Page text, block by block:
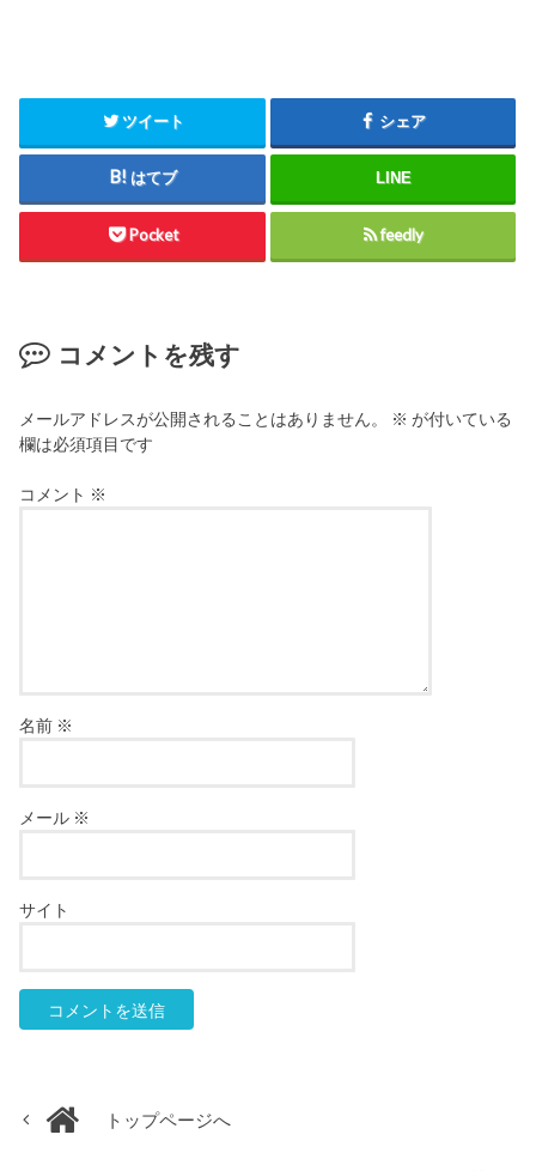
ツイート シェア
はてブ LINE
Pocket feedly
コメントを残す
メールアドレスが公開されることはありません。 ※ が付いている
欄は必須項目です
コメント ※
名前 ※
メール ※
サイト
トップページへ